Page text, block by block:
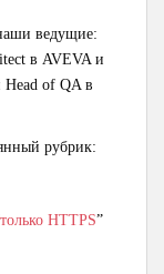
ведущие:
в AVEVA и
of QA в
рубрик:
только HTTPS”